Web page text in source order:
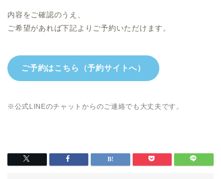
内容をご確認のうえ、
ご希望があれば下記よりご予約いただけます。
ご予約はこちら（予約サイトへ）
※公式LINEのチャットからのご連絡でも大丈夫です。